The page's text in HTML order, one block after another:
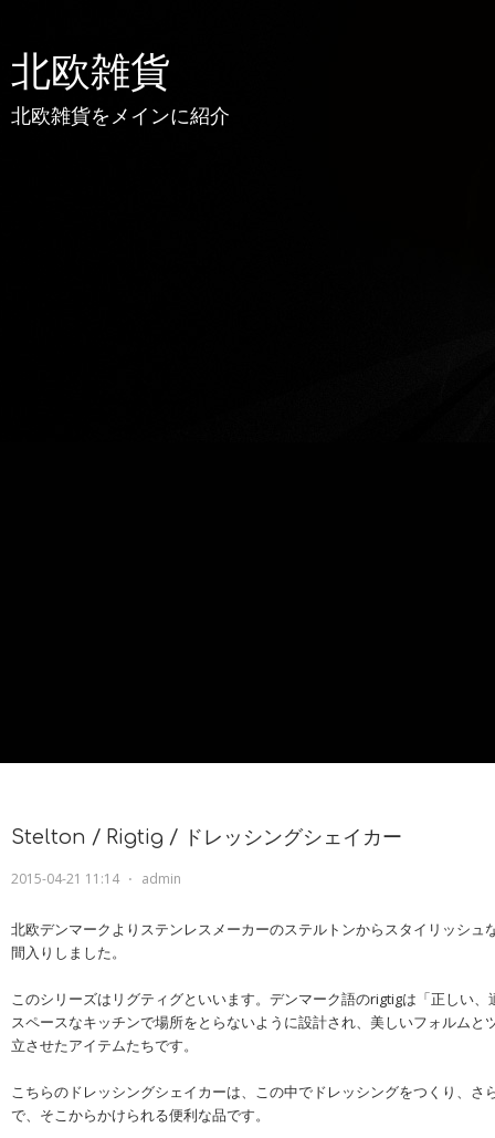
北欧雑貨
北欧雑貨をメインに紹介
Stelton / Rigtig / ドレッシングシェイカー
2015-04-21 11:14 ⋅ admin
北欧デンマークよりステンレスメーカーのステルトンからスタイリッシュ
間入りしました。
このシリーズはリグティグといいます。デンマーク語のrigtigは「正しい
スペースなキッチンで場所をとらないように設計され、美しいフォルムと
立させたアイテムたちです。
こちらのドレッシングシェイカーは、この中でドレッシングをつくり、さ
で、そこからかけられる便利な品です。